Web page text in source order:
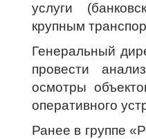
услуги
крупным
Генеральный
провести
осмотры
оперативного
Ранее в группе